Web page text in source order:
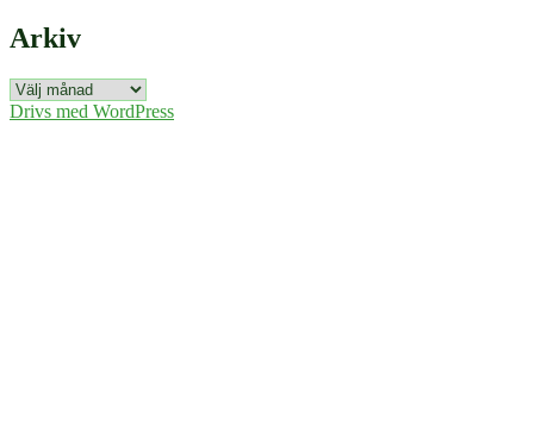
Arkiv
Arkiv
Drivs med WordPress